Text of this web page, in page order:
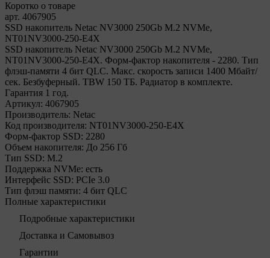
Коротко о товаре
арт. 4067905
SSD накопитель Netac NV3000 250Gb M.2 NVMe,
NT01NV3000-250-E4X
SSD накопитель Netac NV3000 250Gb M.2 NVMe,
NT01NV3000-250-E4X. Форм-фактор накопителя - 2280. Тип
флэш-памяти 4 бит QLC. Макс. скорость записи 1400 Мбайт/
сек. Безбуферный. TBW 150 ТБ. Радиатор в комплекте.
Гарантия 1 год.
Артикул: 4067905
Производитель: Netac
Код производителя: NT01NV3000-250-E4X
Форм-фактор SSD: 2280
Объем накопителя: До 256 Гб
Тип SSD: М.2
Поддержка NVMe: есть
Интерфейс SSD: PCIe 3.0
Тип флэш памяти: 4 бит QLC
Полные характеристики
Подробные характеристики
Доставка и Самовывоз
Гарантии